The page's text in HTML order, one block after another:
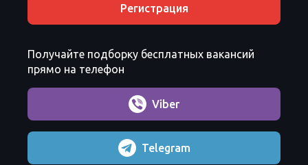
Регистрация
Получайте подборку бесплатных вакансий
прямо на телефон
Viber
Telegram